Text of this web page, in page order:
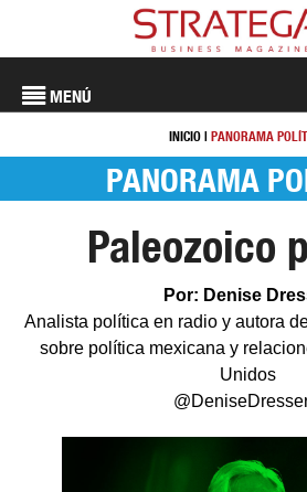
MENÚ
INICIO | PANORAMA
PANORAMA
Paleozoico
Por: Denise
Analista política en radio y autora
sobre política mexicana y
Unidos